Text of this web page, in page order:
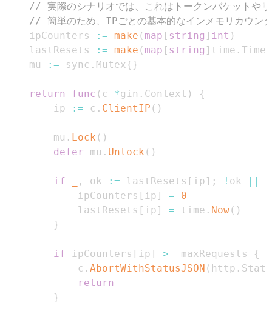
// 実際のシナリオでは、これはトークンバケットやリ
// 簡単のため、IPごとの基本的なインメモリカウン
    ipCounters
:= make ( map [ string ] int )
    lastResets
:= make ( map [ string ] time . Time
    mu
:= sync . Mutex{ }
return func ( c *gin . Context )
{
        ip
:= c . ClientIP ( )
        mu
. Lock ( )
defer mu . Unlock ( )
if , ok := lastResets [ ip ] ; ! ok ||
            ipCounters
[ ip ] =
0
            lastResets
[ ip ] = time . Now( )
}
if ipCounters [ ip ] >= maxRequests
{
            c
. AbortWithStatusJSON ( http .
return
}